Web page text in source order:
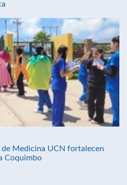
de Medicina UCN fortalecen
Coquimbo